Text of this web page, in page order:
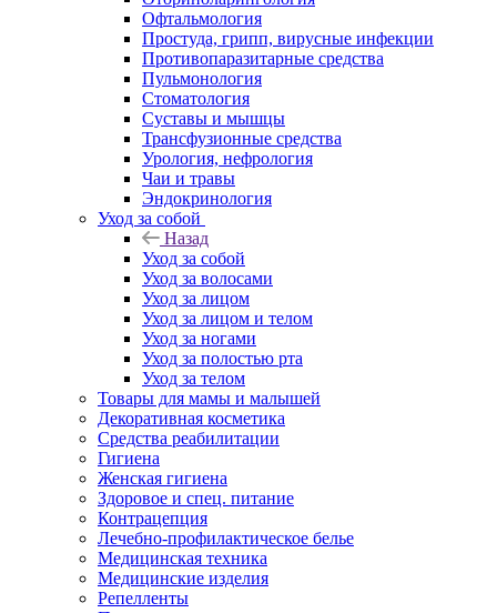
Офтальмология
Простуда, грипп, вирусные инфекции
Противопаразитарные средства
Пульмонология
Стоматология
Суставы и мышцы
Трансфузионные средства
Урология, нефрология
Чаи и травы
Эндокринология
Уход за собой
Назад
Уход за собой
Уход за волосами
Уход за лицом
Уход за лицом и телом
Уход за ногами
Уход за полостью рта
Уход за телом
Товары для мамы и малышей
Декоративная косметика
Средства реабилитации
Гигиена
Женская гигиена
Здоровое и спец. питание
Контрацепция
Лечебно-профилактическое белье
Медицинская техника
Медицинские изделия
Репелленты